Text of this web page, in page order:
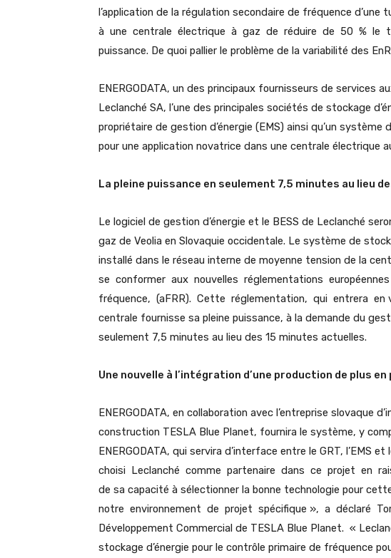
l’application de la régulation secondaire de fréquence
à une centrale électrique à gaz de réduire de 50 % le
puissance. De quoi pallier le problème de la variabilité des
ENERGODATA, un des principaux fournisseurs de services
Leclanché SA, l’une des principales sociétés de stockage
propriétaire de gestion d’énergie (EMS) ainsi qu’un système
pour une application novatrice dans une centrale électrique
La pleine puissance en seulement 7,5 minutes au lieu
Le logiciel de gestion d’énergie et le BESS de Leclanché
gaz de Veolia en Slovaquie occidentale. Le système de
installé dans le réseau interne de moyenne tension de la
se conformer aux nouvelles réglementations
fréquence, (aFRR). Cette réglementation, qui entrera en
centrale fournisse sa pleine puissance, à la demande du
seulement 7,5 minutes au lieu des 15 minutes actuelles.
Une nouvelle à l’intégration d’une production de plus
ENERGODATA, en collaboration avec l’entreprise slovaque
construction TESLA Blue Planet, fournira le système, y
ENERGODATA, qui servira d’interface entre le GRT, l’EMS
choisi Leclanché comme partenaire dans ce projet en
de sa capacité à sélectionner la bonne technologie pour
notre environnement de projet spécifique », a déclaré
Développement Commercial de TESLA Blue Planet. «
stockage d’énergie pour le contrôle primaire de fréquence